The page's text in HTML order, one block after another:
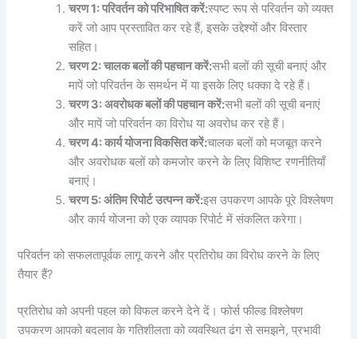
चरण 1: परिवर्तन को परिभाषित करें:स्पष्ट रूप से परिवर्तन को व्यक्त
करें जो आप प्रस्तावित कर रहे हैं, इसके उद्देश्यों और विस्तार
सहित।
चरण 2: चालक बलों की पहचान करें:सभी बलों की सूची बनाएं और
मापें जो परिवर्तन के समर्थन में या इसके लिए धक्का दे रहे हैं।
चरण 3: अवरोधक बलों की पहचान करें:सभी बलों की सूची बनाएं
और मापें जो परिवर्तन का विरोध या अवरोध कर रहे हैं।
चरण 4: कार्य योजना विकसित करें:चालक बलों को मजबूत करने
और अवरोधक बलों को कमजोर करने के लिए विशिष्ट रणनीतियाँ
बनाएं।
चरण 5: अंतिम रिपोर्ट उत्पन्न करें:इस उपकरण आपके पूरे विश्लेषण
और कार्य योजना को एक व्यापक रिपोर्ट में संकलित करेगा।
परिवर्तन को सफलतापूर्वक लागू करने और प्रतिरोध का विरोध करने के लिए
तैयार हैं?
प्रतिरोध को अपनी पहल को विफल करने देने दें। फोर्स फील्ड विश्लेषण
उपकरण आपको बदलाव के गतिशीलता को व्यवस्थित ढंग से समझने, प्रभावी